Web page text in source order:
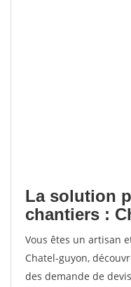
La solution
chantiers :
Vous êtes un artisan
Chatel-guyon,
des demande de